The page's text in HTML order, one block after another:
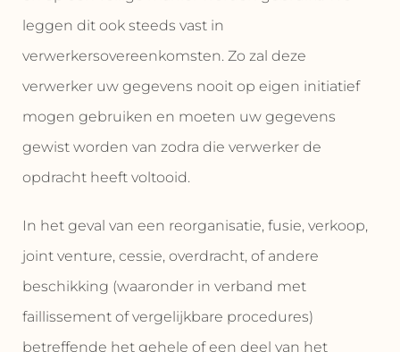
leggen dit ook steeds vast in
verwerkersovereenkomsten. Zo zal deze
verwerker uw gegevens nooit op eigen initiatief
mogen gebruiken en moeten uw gegevens
gewist worden van zodra die verwerker de
opdracht heeft voltooid.
In het geval van een reorganisatie, fusie, verkoop,
joint venture, cessie, overdracht, of andere
beschikking (waaronder in verband met
faillissement of vergelijkbare procedures)
betreffende het gehele of een deel van het